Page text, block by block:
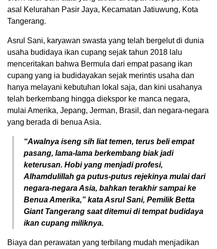
asal Kelurahan Pasir Jaya, Kecamatan Jatiuwung, Kota
Tangerang.
Asrul Sani, karyawan swasta yang telah bergelut di dunia
usaha budidaya ikan cupang sejak tahun 2018 lalu
menceritakan bahwa Bermula dari empat pasang ikan
cupang yang ia budidayakan sejak merintis usaha dan
hanya melayani kebutuhan lokal saja, dan kini usahanya
telah berkembang hingga diekspor ke manca negara,
mulai Amerika, Jepang, Jerman, Brasil, dan negara-negara
yang berada di benua Asia.
“Awalnya iseng sih liat temen, terus beli empat
pasang, lama-lama berkembang biak jadi
keterusan. Hobi yang menjadi profesi,
Alhamdulillah ga putus-putus rejekinya mulai dari
negara-negara Asia, bahkan terakhir sampai ke
Benua Amerika,” kata Asrul Sani, Pemilik Betta
Giant Tangerang saat ditemui di tempat budidaya
ikan cupang miliknya.
Biaya dan perawatan yang terbilang mudah menjadikan